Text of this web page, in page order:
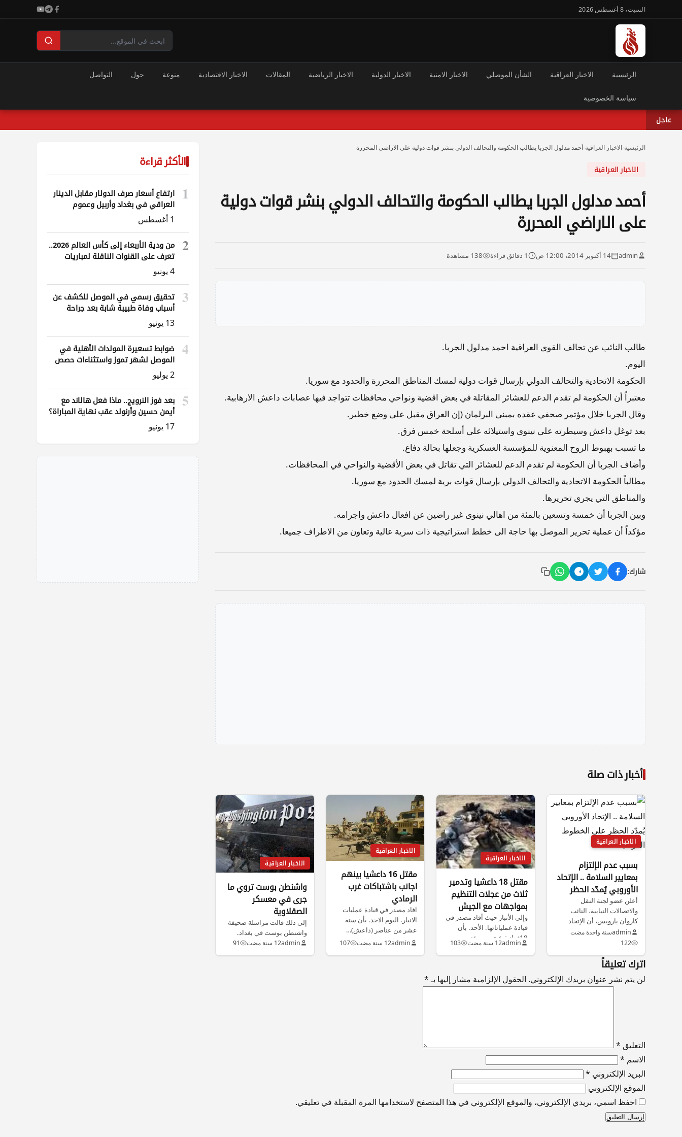
السبت، 8 أغسطس 2026
الرئيسية الاخبار العراقية الشأن الموصلي الاخبار الامنية الاخبار الدولية الاخبار الرياضية المقالات الاخبار الاقتصادية منوعة حول التواصل
سياسة الخصوصية
عاجل
الرئيسية الاخبار العراقية أحمد مدلول الجربا يطالب الحكومة والتحالف الدولي بنشر قوات دولية على الاراضي المحررة
الاخبار العراقية
أحمد مدلول الجربا يطالب الحكومة والتحالف الدولي بنشر قوات دولية
على الاراضي المحررة
admin 14 أكتوبر 2014، 12:00 ص 1 دقائق قراءة 138 مشاهدة
طالب النائب عن تحالف القوى العراقية احمد مدلول الجربا.
اليوم.
الحكومة الاتحادية والتحالف الدولي بإرسال قوات دولية لمسك المناطق المحررة والحدود مع سوريا.
معتبراً أن الحكومة لم تقدم الدعم للعشائر المقاتلة في بعض اقضية ونواحي محافظات تتواجد فيها عصابات داعش الارهابية.
وقال الجربا خلال مؤتمر صحفي عقده بمبنى البرلمان (إن العراق مقبل على وضع خطير.
بعد توغل داعش وسيطرته على نينوى واستيلائه على أسلحة خمس فرق.
ما تسبب بهبوط الروح المعنوية للمؤسسة العسكرية وجعلها بحالة دفاع.
وأضاف الجربا أن الحكومة لم تقدم الدعم للعشائر التي تقاتل في بعض الأقضية والنواحي في المحافظات.
مطالباً الحكومة الاتحادية والتحالف الدولي بإرسال قوات برية لمسك الحدود مع سوريا.
والمناطق التي يجري تحريرها.
وبين الجربا أن خمسة وتسعين بالمئة من اهالي نينوى غير راضين عن افعال داعش واجرامه.
مؤكداً أن عملية تحرير الموصل بها حاجة الى خطط استراتيجية ذات سرية عالية وتعاون من الاطراف جميعا.
شارك:
أخبار ذات صلة
الاخبار العراقية
بسبب عدم الإلتزام
بمعايير السلامة .. الإتحاد
الأوروبي يُمدّد الحظر
على الخطوط العراقية
أعلن عضو لجنة النقل
والاتصالات النيابية، النائب
كاروان يارويس، أن الإتحاد
الأوروبي قرر تمديد…
adminسنة واحدة مضت
122
الاخبار العراقية
مقتل 18 داعشيا وتدمير
ثلاث من عجلات التنظيم
بمواجهات مع الجيش
جنوب الأنبار
وإلى الأنبار حيث أفاد مصدر في
قيادة عملياتاتها. الأحد. بأن
18ثمانية عشر من عنصر…
admin12 سنة مضت 103
الاخبار العراقية
مقتل 16 داعشيا بينهم
اجانب باشتباكات غرب
الرمادي
افاد مصدر في قيادة عمليات
الانبار. اليوم الاحد. بأن ستة
عشر من عناصر (داعش)…
admin12 سنة مضت 107
الاخبار العراقية
واشنطن بوست تروي ما
جرى في معسكر
الصقلاوية
إلى ذلك قالت مراسلة صحيفة
واشنطن بوست في بغداد.
لوفداي موريس. ان مئات
admin12 سنة مضت 91
اترك تعليقاً
لن يتم نشر عنوان بريدك الإلكتروني. الحقول الإلزامية مشار إليها بـ*
التعليق *
الاسم *
البريد الإلكتروني *
الموقع الإلكتروني
احفظ اسمي، بريدي الإلكتروني، والموقع الإلكتروني في هذا المتصفح لاستخدامها المرة المقبلة في تعليقي.
الأكثر قراءة
1
ارتفاع أسعار صرف الدولار مقابل الدينار
العراقي في بغداد وأربيل وعموم
المحافظات
1 أغسطس
2
من ودية الأربعاء إلى كأس العالم 2026..
تعرف على القنوات الناقلة لمباريات
العراق
4 يونيو
3
تحقيق رسمي في الموصل للكشف عن
أسباب وفاة طبيبة شابة بعد جراحة
ناظورية
13 يونيو
4
ضوابط تسعيرة المولدات الأهلية في
الموصل لشهر تموز واستثناءات حصص
الوقود
2 يوليو
5
بعد فوز النرويج.. ماذا فعل هالاند مع
أيمن حسين وأرنولد عقب نهاية المباراة؟
17 يونيو